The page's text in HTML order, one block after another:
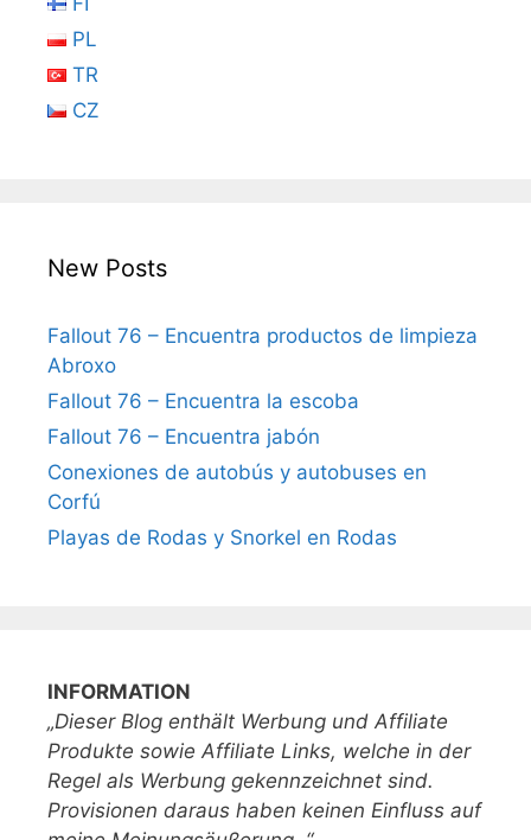
PL
TR
CZ
New Posts
Fallout 76 – Encuentra productos de limpieza
Abroxo
Fallout 76 – Encuentra la escoba
Fallout 76 – Encuentra jabón
Conexiones de autobús y autobuses en
Corfú
Playas de Rodas y Snorkel en Rodas
INFORMATION
„Dieser Blog enthält Werbung und Affiliate
Produkte sowie Affiliate Links, welche in der
Regel als Werbung gekennzeichnet sind.
Provisionen daraus haben keinen Einfluss auf